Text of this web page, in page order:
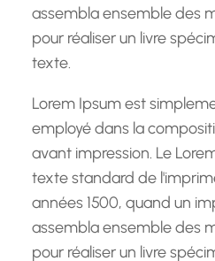
assembla ensemble des
pour réaliser un livre
texte.
Lorem Ipsum est
employé dans la
avant impression. Le
texte standard de
années 1500, quand un
assembla ensemble des
pour réaliser un livre